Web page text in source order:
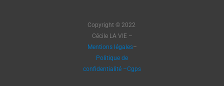
Copyright © 2022
Cécile LA VIE –
Mentions légales–
Politique de
confidentialité –Cgps